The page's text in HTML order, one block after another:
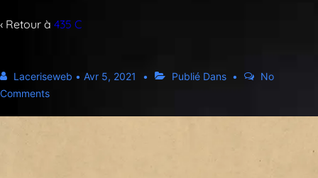
‹ Retour à 435 C
Laceriseweb • Avr 5, 2021 Publié Dans
No
Comments